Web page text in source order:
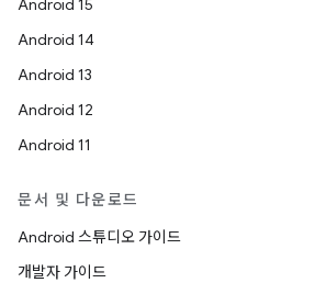
Android 15
Android 14
Android 13
Android 12
Android 11
문서 및 다운로드
Android 스튜디오 가이드
개발자 가이드